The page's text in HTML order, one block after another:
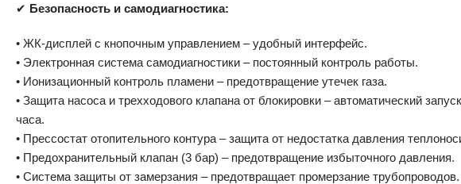
✔ Безопасность и самодиагностика:
• ЖК-дисплей с кнопочным управлением – удобный интерфейс.
• Электронная система самодиагностики – постоянный контроль работы.
• Ионизационный контроль пламени – предотвращение утечек газа.
• Защита насоса и трехходового клапана от блокировки – автоматический
часа.
• Прессостат отопительного контура – защита от недостатка давления
• Предохранительный клапан (3 бар) – предотвращение избыточного давления.
• Система защиты от замерзания – предотвращает промерзание трубопроводов.